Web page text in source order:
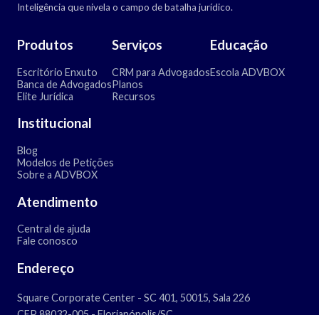
Inteligência que nivela o campo de batalha jurídico.
Produtos
Escritório Enxuto
Banca de Advogados
Elite Jurídica
Serviços
CRM para Advogados
Planos
Recursos
Educação
Escola ADVBOX
Institucional
Blog
Modelos de Petições
Sobre a ADVBOX
Atendimento
Central de ajuda
Fale conosco
Endereço
Square Corporate Center - SC 401, 50015, Sala 226